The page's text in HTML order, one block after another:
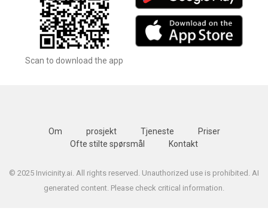
Scan to download the app
Om prosjekt Tjeneste
Priser
Ofte stilte spørsmål
Kontakt
© 2025 Invicinity.ai. All rights reserved. Unauthorized use is prohibited. AI
generated content. Please check critical information.